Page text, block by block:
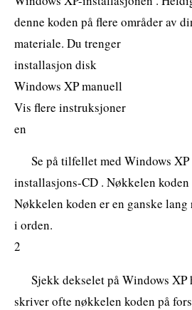
denne koden på flere områder av
materiale. Du trenger
installasjon disk
Windows XP manuell
Vis flere instruksjoner
en
Se på tilfellet med Windows
installasjons-CD . Nøkkelen
Nøkkelen koden er en ganske
i orden.
2
Sjekk dekselet på Windows
skriver ofte nøkkelen koden på